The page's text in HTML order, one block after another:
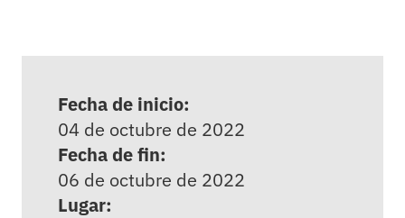
Fecha de inicio:
04 de octubre de 2022
Fecha de fin:
06 de octubre de 2022
Lugar: